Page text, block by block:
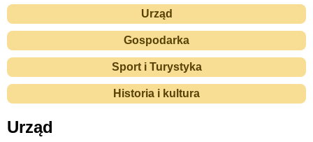
Urząd
Gospodarka
Sport i Turystyka
Historia i kultura
Urząd